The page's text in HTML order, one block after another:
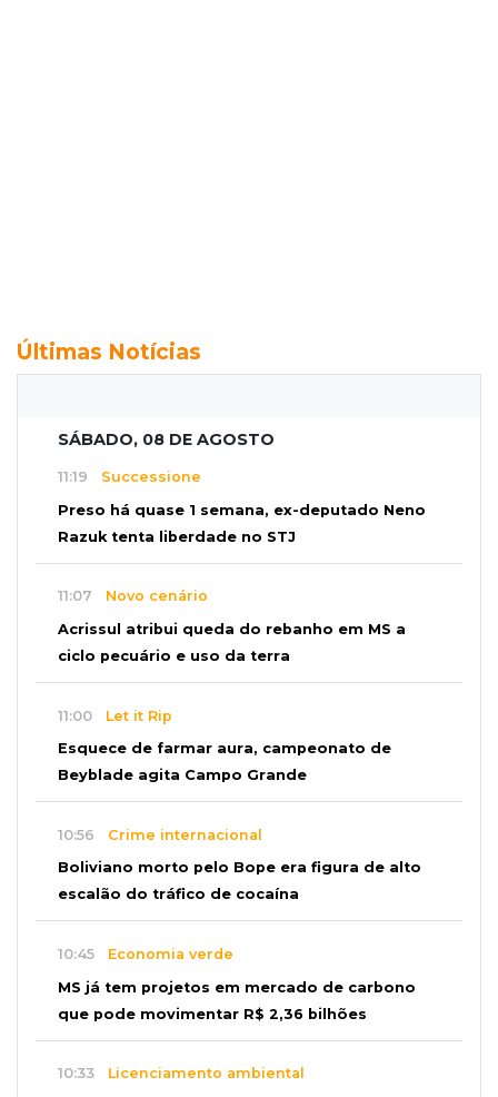
Últimas Notícias
SÁBADO, 08 DE AGOSTO
11:19 Successione
Preso há quase 1 semana, ex-deputado Neno
Razuk tenta liberdade no STJ
11:07 Novo cenário
Acrissul atribui queda do rebanho em MS a
ciclo pecuário e uso da terra
11:00 Let it Rip
Esquece de farmar aura, campeonato de
Beyblade agita Campo Grande
10:56 Crime internacional
Boliviano morto pelo Bope era figura de alto
escalão do tráfico de cocaína
10:45 Economia verde
MS já tem projetos em mercado de carbono
que pode movimentar R$ 2,36 bilhões
10:33 Licenciamento ambiental